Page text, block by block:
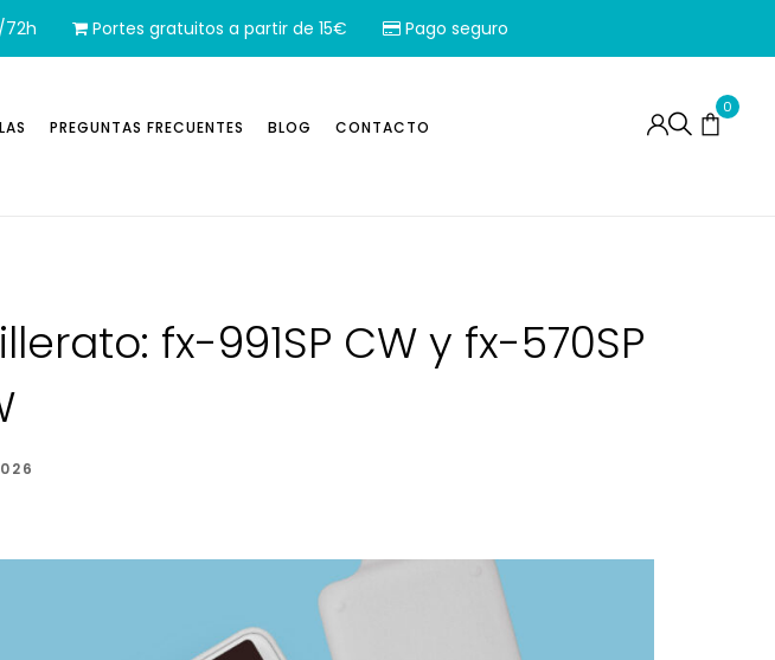
72h Portes gratuitos a partir de 15€ Pago seguro
PREGUNTAS FRECUENTES BLOG CONTACTO
0
fx-991SP CW y fx-570SP